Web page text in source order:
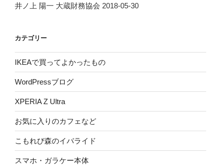
井ノ上 陽一 大蔵財務協会 2018-05-30
カテゴリー
IKEAで買ってよかったもの
WordPressブログ
XPERIA Z Ultra
お気に入りのカフェなど
こもれび森のイバライド
スマホ・ガラケー本体